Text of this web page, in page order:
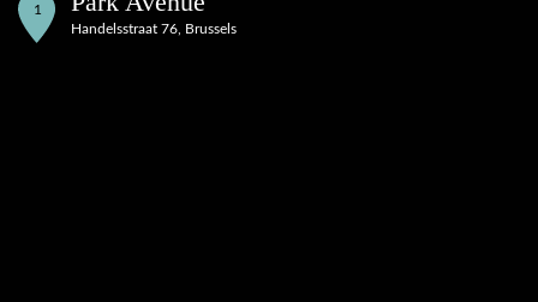
1
Handelsstraat 76, Brussels